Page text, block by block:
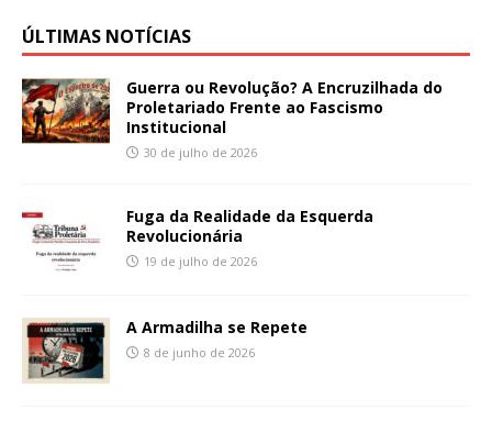
ÚLTIMAS NOTÍCIAS
Guerra ou Revolução? A Encruzilhada do
Proletariado Frente ao Fascismo
Institucional
30 de julho de 2026
Fuga da Realidade da Esquerda
Revolucionária
19 de julho de 2026
A Armadilha se Repete
8 de junho de 2026